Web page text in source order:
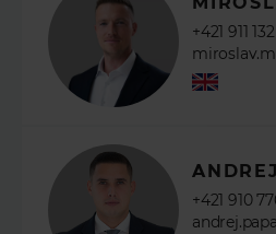
+421 911
+421 910